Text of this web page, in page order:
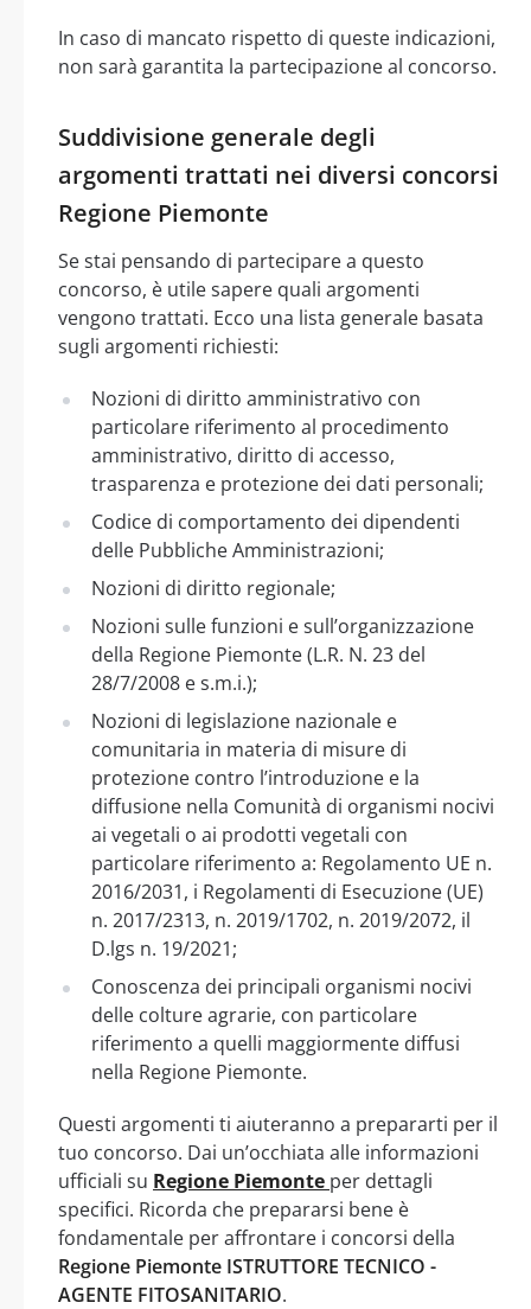
In caso di mancato rispetto di queste indicazioni,
non sarà garantita la partecipazione al concorso.
Suddivisione generale degli
argomenti trattati nei diversi concorsi
Regione Piemonte
Se stai pensando di partecipare a questo
concorso, è utile sapere quali argomenti
vengono trattati. Ecco una lista generale basata
sugli argomenti richiesti:
Nozioni di diritto amministrativo con
particolare riferimento al procedimento
amministrativo, diritto di accesso,
trasparenza e protezione dei dati personali;
Codice di comportamento dei dipendenti
delle Pubbliche Amministrazioni;
Nozioni di diritto regionale;
Nozioni sulle funzioni e sull’organizzazione
della Regione Piemonte (L.R. N. 23 del
28/7/2008 e s.m.i.);
Nozioni di legislazione nazionale e
comunitaria in materia di misure di
protezione contro l’introduzione e la
diffusione nella Comunità di organismi nocivi
ai vegetali o ai prodotti vegetali con
particolare riferimento a: Regolamento UE n.
2016/2031, i Regolamenti di Esecuzione (UE)
n. 2017/2313, n. 2019/1702, n. 2019/2072, il
D.lgs n. 19/2021;
Conoscenza dei principali organismi nocivi
delle colture agrarie, con particolare
riferimento a quelli maggiormente diffusi
nella Regione Piemonte.
Questi argomenti ti aiuteranno a prepararti per il
tuo concorso. Dai un’occhiata alle informazioni
ufficiali su Regione Piemonte per dettagli
specifici. Ricorda che prepararsi bene è
fondamentale per affrontare i concorsi della
Regione Piemonte ISTRUTTORE TECNICO -
AGENTE FITOSANITARIO.